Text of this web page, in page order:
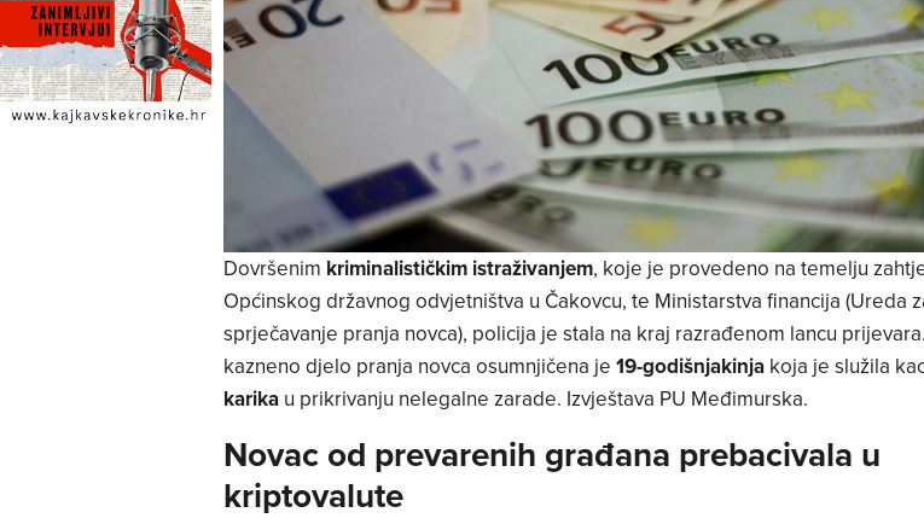
Dovršenim kriminalističkim istraživanjem, koje je provedeno na temelju
Općinskog državnog odvjetništva u Čakovcu, te Ministarstva financija (Ureda
sprječavanje pranja novca), policija je stala na kraj razrađenom lancu
kazneno djelo pranja novca osumnjičena je 19-godišnjakinjakoja je služila
karikau prikrivanju nelegalne zarade. Izvještava PU Međimurska.
Novac od prevarenih građana prebacivala u
kriptovalute